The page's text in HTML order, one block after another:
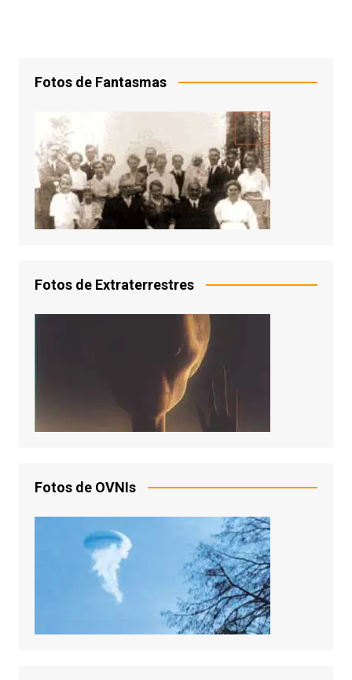
Fotos de Fantasmas
Fotos de Extraterrestres
Fotos de OVNIs